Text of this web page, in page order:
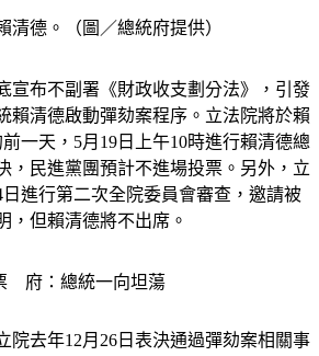
賴清德啟動彈劾案程序。立法院將於賴
一天，5月19日上午10時進行賴清德總
，民進黨團預計不進場投票。另外，立
進行第二次全院委員會審查，邀請被
，但賴清德將不出席。
，已於今年1月14日、15日舉行公聽